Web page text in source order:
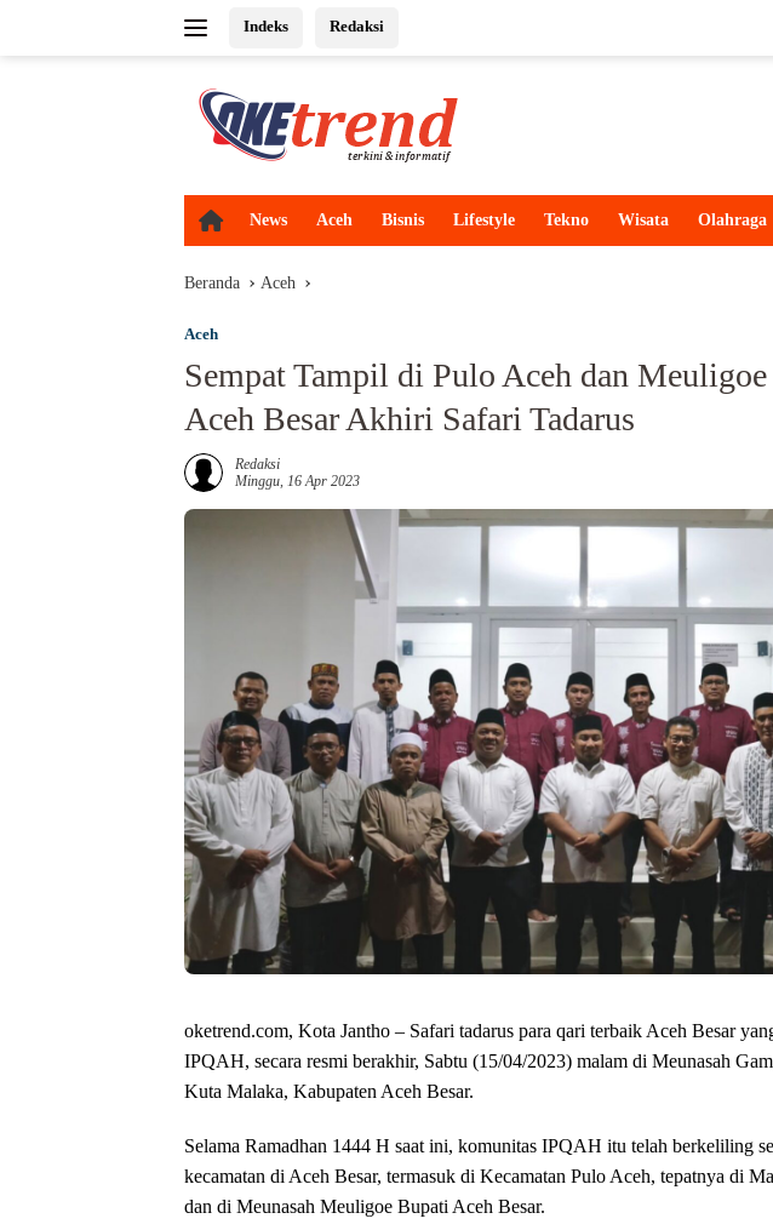
Indeks Redaksi
H
e
News Aceh Bisnis Lifestyle Tekno Wisata Olahraga
Beranda Aceh
Aceh
Sempat Tampil di Pulo Aceh dan
Aceh Besar Akhiri Safari Tadarus
Redaksi
Minggu, 16 Apr 2023
oketrend.com, Kota Jantho – Safari tadarus para qari terbaik Aceh Besar
IPQAH, secara resmi berakhir, Sabtu (15/04/2023) malam di Meunasah
Kuta Malaka, Kabupaten Aceh Besar.
Selama Ramadhan 1444 H saat ini, komunitas IPQAH itu telah berkeliling
kecamatan di Aceh Besar, termasuk di Kecamatan Pulo Aceh, tepatnya di
dan di Meunasah Meuligoe Bupati Aceh Besar.